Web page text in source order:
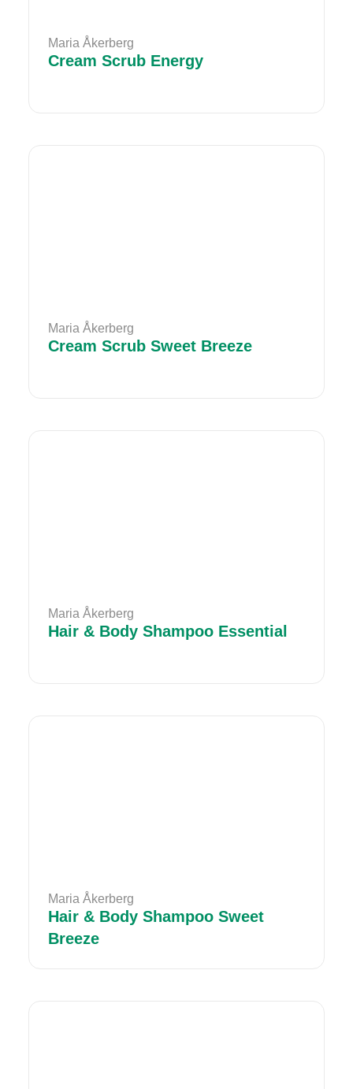
Maria Åkerberg
Cream Scrub Energy
Maria Åkerberg
Cream Scrub Sweet Breeze
Maria Åkerberg
Hair & Body Shampoo Essential
Maria Åkerberg
Hair & Body Shampoo Sweet
Breeze